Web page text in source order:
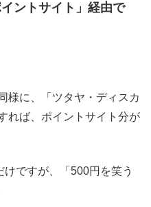
ントサイト」経由で
様に、「ツタヤ・ディスカ
れば、ポイントサイト分が
ですが、「500円を笑う